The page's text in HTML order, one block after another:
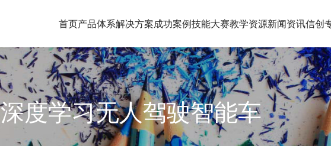
首页产品体系解决方案成功案例技能大赛教学资源新闻资讯信创
深度学习无人驾驶智能车